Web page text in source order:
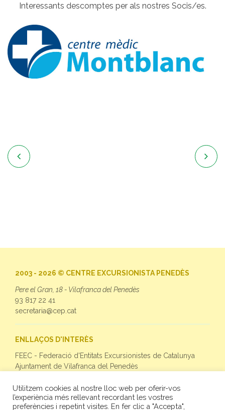
Interessants descomptes per als nostres Socis/es.
 
2003 - 2026 © CENTRE EXCURSIONISTA PENEDÈS
Pere el Gran, 18 - Vilafranca del Penedès
93 817 22 41
secretaria@cep.cat
ENLLAÇOS D'INTERÈS
FEEC - Federació d'Entitats Excursionistes de Catalunya
Ajuntament de Vilafranca del Penedès
SEGUEIX-NOS
Utilitzem cookies al nostre lloc web per oferir-vos
l’experiència més rellevant recordant les vostres
preferències i repetint visites. En fer clic a "Accepta",